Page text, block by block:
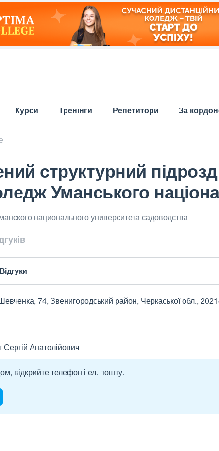
Курси Тренінги Репетитори За
структурний
Уманського
национального университета садоводства
Відгуки
74, Звенигородський район, Черкаської обл.,
Анатолійович
відкрийте телефон і ел. пошту.